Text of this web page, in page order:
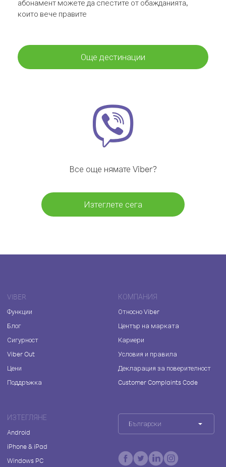
абонамент можете да спестите от обажданията,
които вече правите
Още дестинации
Все още нямате Viber?
Изтеглете сега
VIBER
Функции
Блог
Сигурност
Viber Out
Цени
Поддръжка
КОМПАНИЯ
Относно Viber
Център на марката
Кариери
Условия и правила
Декларация за поверителност
Customer Complaints Code
ИЗТЕГЛЯНЕ
Android
iPhone & iPad
Windows PC
Български